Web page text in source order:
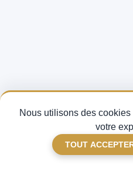
Nous utilisons des
votre
TOUT